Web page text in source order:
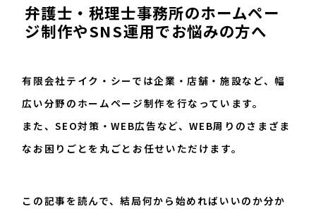
弁護士・税理士事務所のホームペー
ジ制作やSNS運用でお悩みの方へ
有限会社テイク・シーでは企業・店舗・施設など、幅
広い分野のホームページ制作を行なっています。
また、SEO対策・WEB広告など、WEB周りのさまざま
なお困りごとを丸ごとお任せいただけます。
この記事を読んで、結局何から始めればいいのか分か